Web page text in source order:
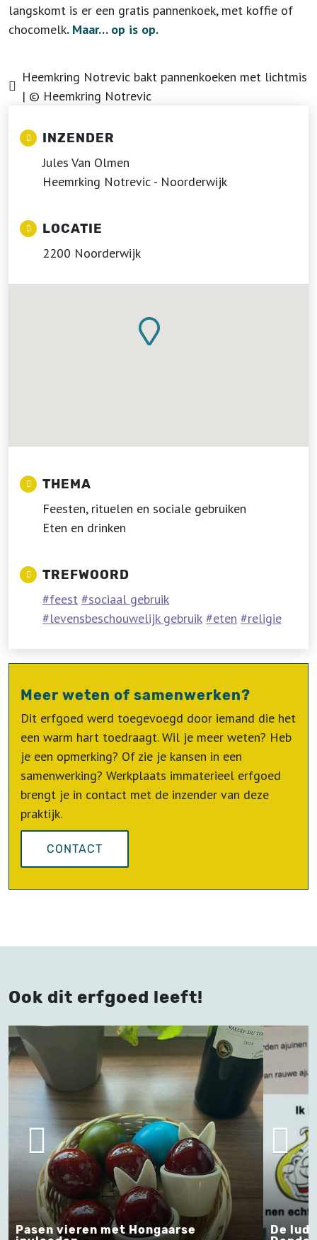
langskomt is er een gratis pannenkoek, met koffie of
chocomelk. Maar… op is op.
Heemkring Notrevic bakt pannenkoeken met lichtmis
| © Heemkring Notrevic
INZENDER
Jules Van Olmen
Heemrking Notrevic - Noorderwijk
LOCATIE
2200 Noorderwijk
THEMA
Feesten, rituelen en sociale gebruiken
Eten en drinken
TREFWOORD
feest
sociaal gebruik
levensbeschouwelijk gebruik
eten religie
Meer weten of samenwerken?
Dit erfgoed werd toegevoegd door iemand die het
een warm hart toedraagt. Wil je meer weten? Heb
je een opmerking? Of zie je kansen in een
samenwerking? Werkplaats immaterieel erfgoed
brengt je in contact met de inzender van deze
praktijk.
CONTACT
Ook dit erfgoed leeft!
Pasen vieren met Hongaarse
De